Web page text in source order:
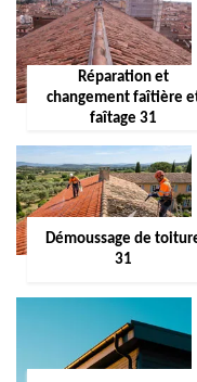
Réparation et
changement faîtière
faîtage 31
Démoussage de
31